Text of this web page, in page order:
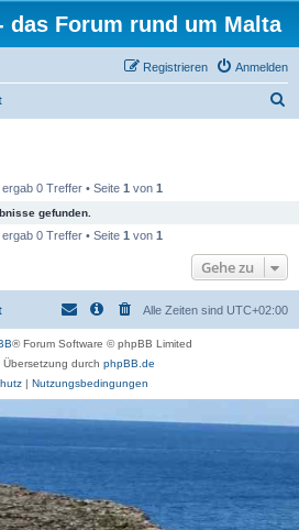
das Forum rund um Malta
Anmelden
Registrieren
0 Treffer • Seite 1 von 1
gefunden.
0 Treffer • Seite 1 von 1
Gehe zu
Alle Zeiten sind UTC+02:00
® Forum Software © phpBB Limited
Übersetzung durch phpBB.de
| Nutzungsbedingungen